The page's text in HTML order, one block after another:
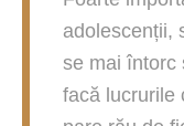
adolescenții,
se mai întorc
facă lucrurile